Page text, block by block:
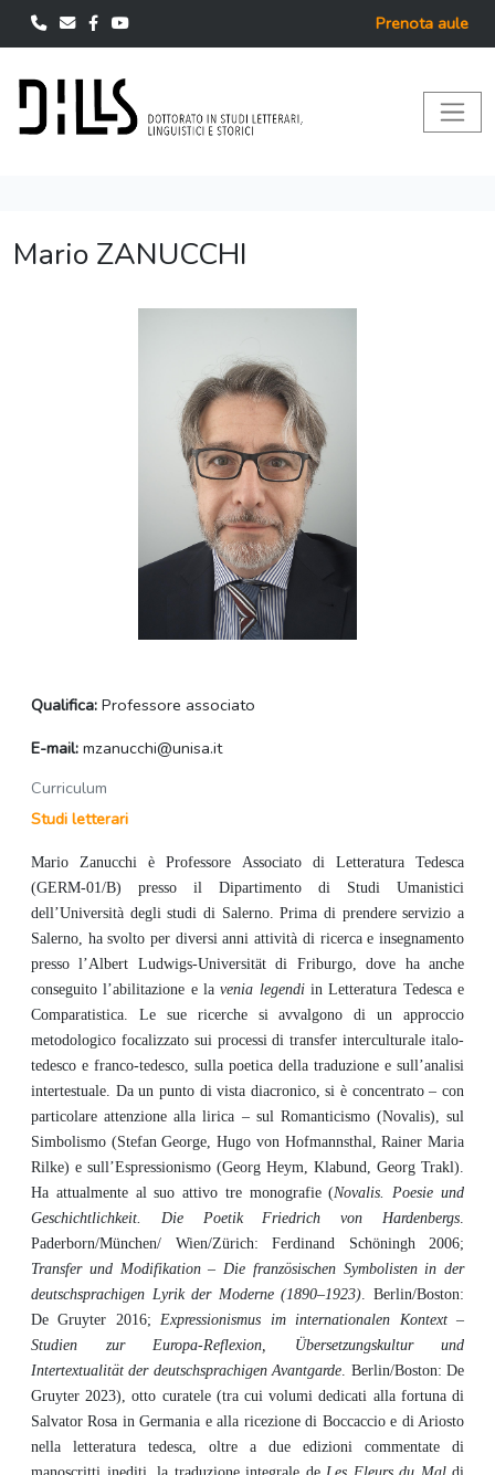
Prenota aule
Mario ZANUCCHI
Qualifica: Professore associato
E-mail: mzanucchi@unisa.it
Curriculum
Studi letterari
Mario Zanucchi è Professore Associato di Letteratura Tedesca
(GERM-01/B) presso il Dipartimento di Studi Umanistici
dell’Università degli studi di Salerno.Prima di prendere servizio a
Salerno, ha svolto per diversi anni attività di ricerca e insegnamento
presso l’Albert Ludwigs-Universität di Friburgo, dove ha anche
conseguito l’abilitazione e lavenia legendiin Letteratura Tedesca e
Comparatistica. Le sue ricerche si avvalgono di un approccio
metodologico focalizzato sui processi di transfer interculturale italo-
tedesco e franco-tedesco, sulla poetica della traduzione e sull’analisi
intertestuale. Da un punto di vista diacronico, si è concentrato – con
particolare attenzione alla lirica – sul Romanticismo (Novalis), sul
Simbolismo (Stefan George, Hugo von Hofmannsthal, Rainer Maria
Rilke) e sull’Espressionismo (Georg Heym, Klabund, Georg Trakl).
Ha attualmente al suo attivo tre monografie (Novalis. Poesie und
Geschichtlichkeit. Die Poetik Friedrich von Hardenbergs.
Paderborn/München/ Wien/Zürich: Ferdinand Schöningh 2006;
Transfer und Modifikation – Die französischen Symbolisten in der
deutschsprachigen Lyrik der Moderne (1890–1923). Berlin/Boston:
De Gruyter 2016;Expressionismus im internationalen Kontext –
Studien zur Europa-Reflexion, Übersetzungskultur und
Intertextualität der deutschsprachigen Avantgarde. Berlin/Boston: De
Gruyter 2023), otto curatele (tra cui volumi dedicati alla fortuna di
Salvator Rosa in Germania e alla ricezione di Boccaccio e di Ariosto
nella letteratura tedesca, oltre a due edizioni commentate di